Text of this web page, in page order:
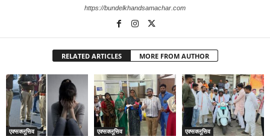
https://bundelkhandsamachar.com
RELATED ARTICLES MORE FROM AUTHOR
एक्सक्लूसिव एक्सक्लूसिव एक्सक्लूसिव